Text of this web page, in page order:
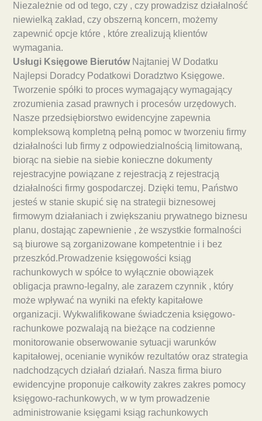
Niezależnie od od tego, czy , czy prowadzisz działalność
niewielką zakład, czy obszerną koncern, możemy
zapewnić opcje które , które zrealizują klientów
wymagania.
Usługi Księgowe BierutówNajtaniej W Dodatku
Najlepsi Doradcy Podatkowi Doradztwo Księgowe.
Tworzenie spółki to proces wymagający wymagający
zrozumienia zasad prawnych i procesów urzędowych.
Nasze przedsiębiorstwo ewidencyjne zapewnia
kompleksową kompletną pełną pomoc w tworzeniu firmy
działalności lub firmy z odpowiedzialnością limitowaną,
biorąc na siebie na siebie konieczne dokumenty
rejestracyjne powiązane z rejestracją z rejestracją
działalności firmy gospodarczej. Dzięki temu, Państwo
jesteś w stanie skupić się na strategii biznesowej
firmowym działaniach i zwiększaniu prywatnego biznesu
planu, dostając zapewnienie , że wszystkie formalności
są biurowe są zorganizowane kompetentnie i i bez
przeszkód.Prowadzenie księgowości ksiąg
rachunkowych w spółce to wyłącznie obowiązek
obligacja prawno-legalny, ale zarazem czynnik , który
może wpływać na wyniki na efekty kapitałowe
organizacji. Wykwalifikowane świadczenia księgowo-
rachunkowe pozwalają na bieżące na codzienne
monitorowanie obserwowanie sytuacji warunków
kapitałowej, ocenianie wyników rezultatów oraz strategia
nadchodzących działań działań. Nasza firma biuro
ewidencyjne proponuje całkowity zakres zakres pomocy
księgowo-rachunkowych, w w tym prowadzenie
administrowanie księgami ksiąg rachunkowych